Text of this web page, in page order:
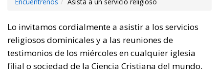
Lo invitamos cordialmente a asistir a los servicios
religiosos dominicales y a las reuniones de
testimonios de los miércoles en cualquier iglesia
filial o sociedad de la Ciencia Cristiana del mundo.